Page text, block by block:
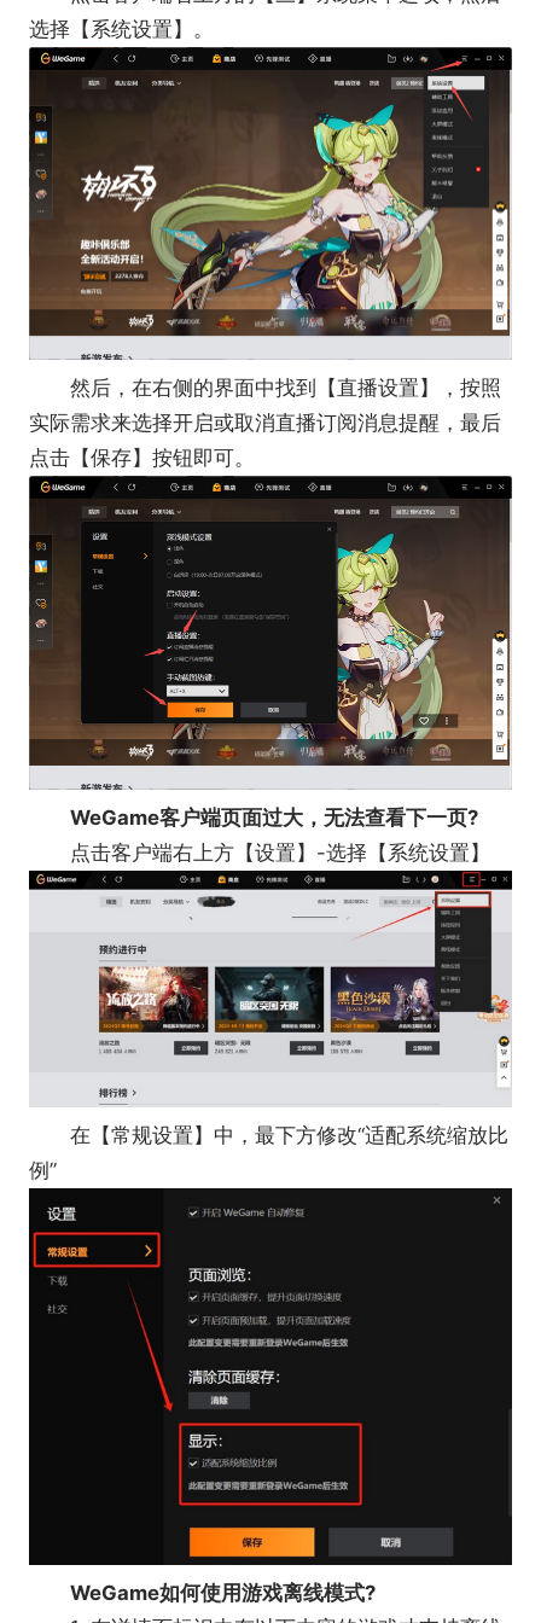
选择【系统设置】。
然后，在右侧的界面中找到【直播设置】，按照
实际需求来选择开启或取消直播订阅消息提醒，最后
点击【保存】按钮即可。
WeGame客户端页面过大，无法查看下一页?
点击客户端右上方【设置】-选择【系统设置】
在【常规设置】中，最下方修改“适配系统缩放比
例”
WeGame如何使用游戏离线模式?